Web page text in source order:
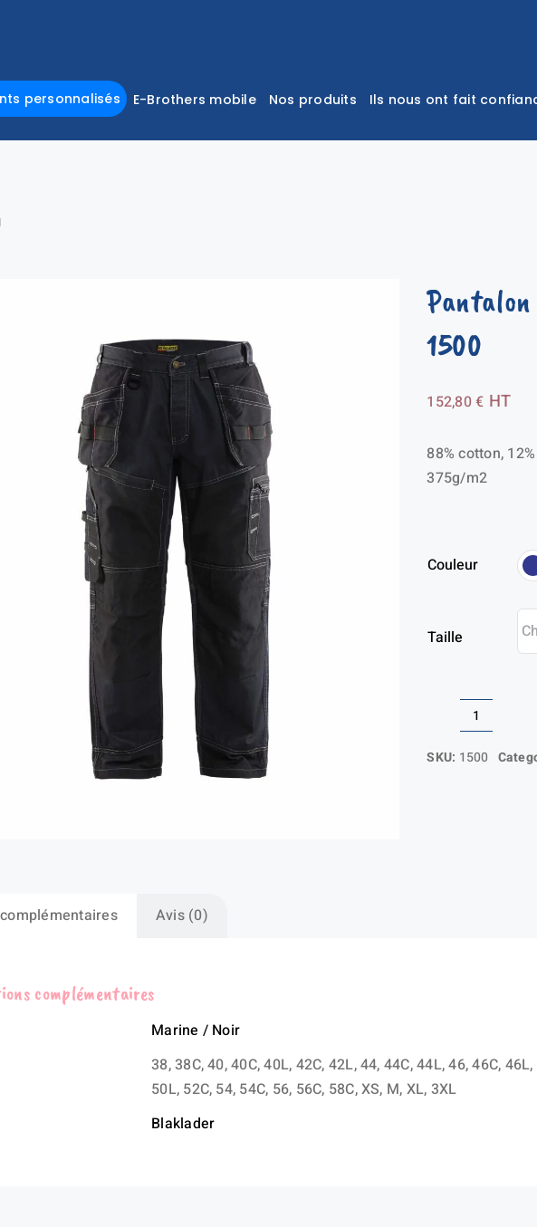
personnalisés E-Brothers mobile Nos produits Ils nous ont fait
1500
152,80€ HT
88% cotton,
375g/m2
Couleur
Taille
quantité
de
SKU: 1500
Avis (0)
complémentaires
Marine / Noir
38, 38C, 40, 40C, 40L, 42C, 42L, 44, 44C, 44L, 46, 46C,
50L, 52C, 54, 54C, 56, 56C, 58C, XS, M, XL, 3XL
Blaklader